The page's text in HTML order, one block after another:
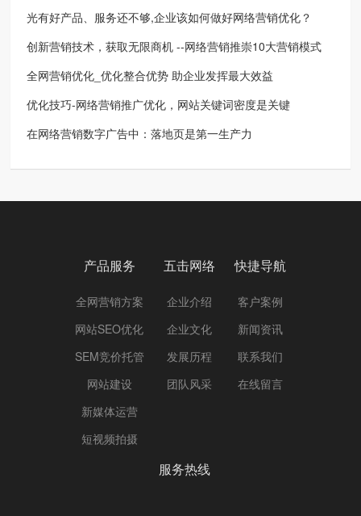
光有好产品、服务还不够,企业该如何做好网络营销优化？
创新营销技术，获取无限商机 --网络营销推崇10大营销模式
全网营销优化_优化整合优势 助企业发挥最大效益
优化技巧-网络营销推广优化，网站关键词密度是关键
在网络营销数字广告中：落地页是第一生产力
产品服务
全网营销方案
网站SEO优化
SEM竞价托管
网站建设
新媒体运营
短视频拍摄
五击网络
企业介绍
企业文化
发展历程
团队风采
快捷导航
客户案例
新闻资讯
联系我们
在线留言
服务热线